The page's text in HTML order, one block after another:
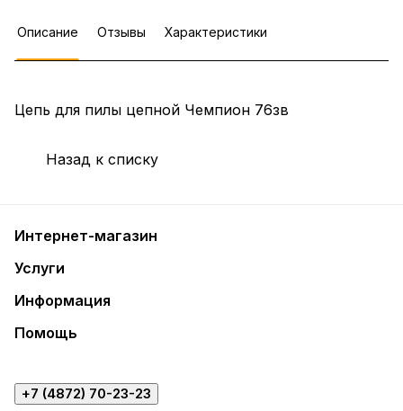
Описание Отзывы Характеристики
Цепь для пилы цепной Чемпион 76зв
Назад к списку
Интернет-магазин
Услуги
Информация
Помощь
+7 (4872) 70-23-23